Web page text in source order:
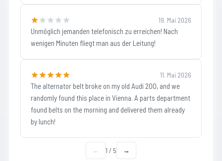
19. Mai 2026
Unmöglich jemanden telefonisch zu erreichen! Nach
wenigen Minuten fliegt man aus der Leitung!
11. Mai 2026
The alternator belt broke on my old Audi 200, and we
randomly found this place in Vienna. A parts department
found belts on the morning and delivered them already
by lunch!
← 1 / 5 →